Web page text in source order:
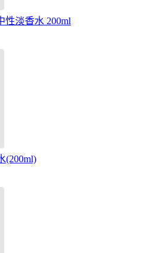
性淡香水 200ml
(200ml)